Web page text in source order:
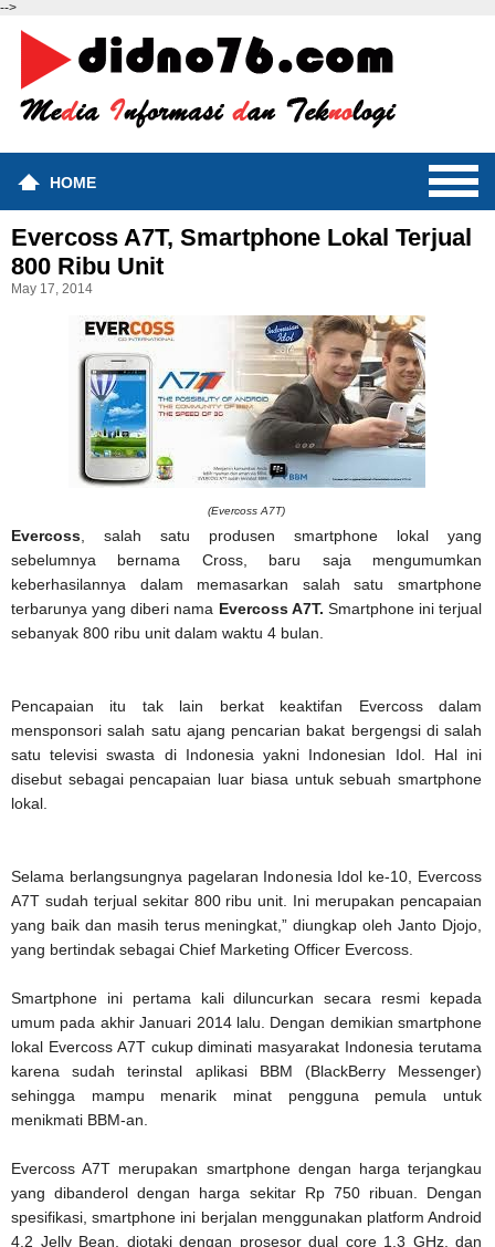
-->
HOME
Evercoss A7T, Smartphone Lokal Terjual
800 Ribu Unit
May 17, 2014
(Evercoss A7T)
Evercoss , salah satu produsen smartphone lokal yang
sebelumnya bernama Cross, baru saja mengumumkan
keberhasilannya dalam memasarkan salah satu smartphone
terbarunya yang diberi nama Evercoss A7T. Smartphone ini terjual
sebanyak 800 ribu unit dalam waktu 4 bulan.
Pencapaian itu tak lain berkat keaktifan Evercoss dalam
mensponsori salah satu ajang pencarian bakat bergengsi di salah
satu televisi swasta di Indonesia yakni Indonesian Idol. Hal ini
disebut sebagai pencapaian luar biasa untuk sebuah smartphone
lokal.
Selama berlangsungnya pagelaran Indonesia Idol ke-10, Evercoss
A7T sudah terjual sekitar 800 ribu unit. Ini merupakan pencapaian
yang baik dan masih terus meningkat,” diungkap oleh Janto Djojo,
yang bertindak sebagai Chief Marketing Officer Evercoss.
Smartphone ini pertama kali diluncurkan secara resmi kepada
umum pada akhir Januari 2014 lalu. Dengan demikian smartphone
lokal Evercoss A7T cukup diminati masyarakat Indonesia terutama
karena sudah terinstal aplikasi BBM (BlackBerry Messenger)
sehingga mampu menarik minat pengguna pemula untuk
menikmati BBM-an.
Evercoss A7T merupakan smartphone dengan harga terjangkau
yang dibanderol dengan harga sekitar Rp 750 ribuan. Dengan
spesifikasi, smartphone ini berjalan menggunakan platform Android
4.2 Jelly Bean, diotaki dengan prosesor dual core 1.3 GHz, dan